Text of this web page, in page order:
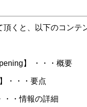
頂くと、以下のコンテ
】 ・・・概要
・・・要点
・・情報の詳細